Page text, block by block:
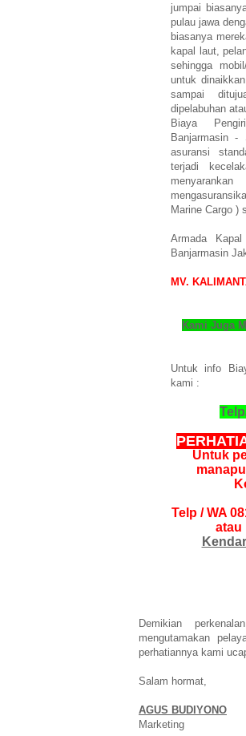
jumpai
pulau jawa
biasanya
kapal laut,
sehingga
untuk
sampai
dipelabuhan
Biaya
Banjarmasin -
asuransi
terjadi
Marine Cargo )
Armada
Banjarmasin
MV.
KM.
Kami Juga
Untuk info
kami :
Untuk
Telp / WA
atau
Demikian
mengutamakan
perhatiannya kami
Salam hormat,
AGUS BUDIYONO
Marketing